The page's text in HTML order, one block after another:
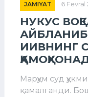
JAMIYAT 6 Fevral
НУКУС
ИИВНИНГ
Марҳум суд
қамалганди.